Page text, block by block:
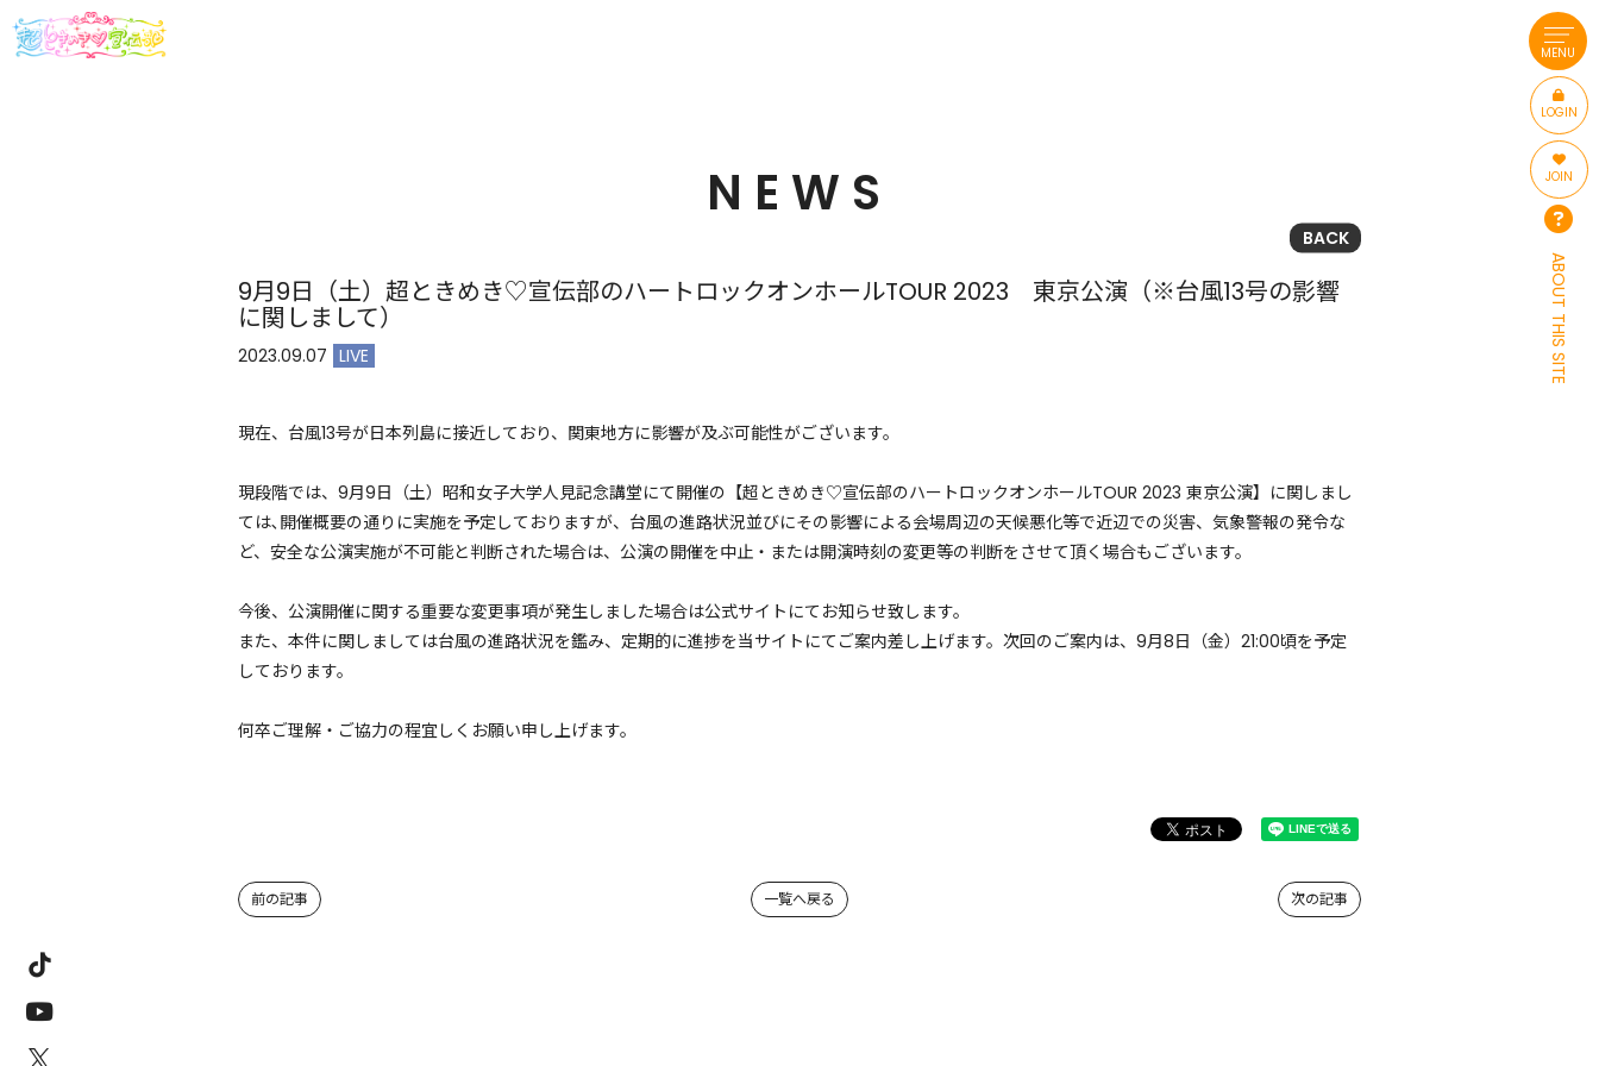
MENU
LOGIN
JOIN
ABOUT THIS SITE
NEWS
BACK
9月9日（土）超ときめき♡宣伝部のハートロックオンホールTOUR 2023 東京公演（※台風13号の影響
に関しまして）
2023.09.07 LIVE
現在、台風13号が日本列島に接近しており、関東地方に影響が及ぶ可能性がございます。
現段階では、9月9日（土）昭和女子大学人見記念講堂にて開催の【超ときめき♡宣伝部のハートロックオンホールTOUR 2023 東京公演】に関しまし
ては､開催概要の通りに実施を予定しておりますが、台風の進路状況並びにその影響による会場周辺の天候悪化等で近辺での災害、気象警報の発令な
ど、安全な公演実施が不可能と判断された場合は、公演の開催を中止・または開演時刻の変更等の判断をさせて頂く場合もございます。
今後、公演開催に関する重要な変更事項が発生しました場合は公式サイトにてお知らせ致します。
また、本件に関しましては台風の進路状況を鑑み、定期的に進捗を当サイトにてご案内差し上げます。次回のご案内は、9月8日（金）21:00頃を予定
しております。
何卒ご理解・ご協力の程宜しくお願い申し上げます。
次の記事
一覧へ戻る
前の記事